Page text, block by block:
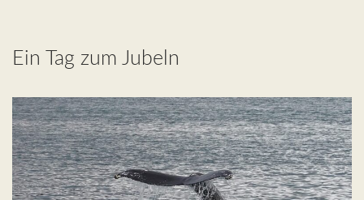
Ein Tag zum Jubeln